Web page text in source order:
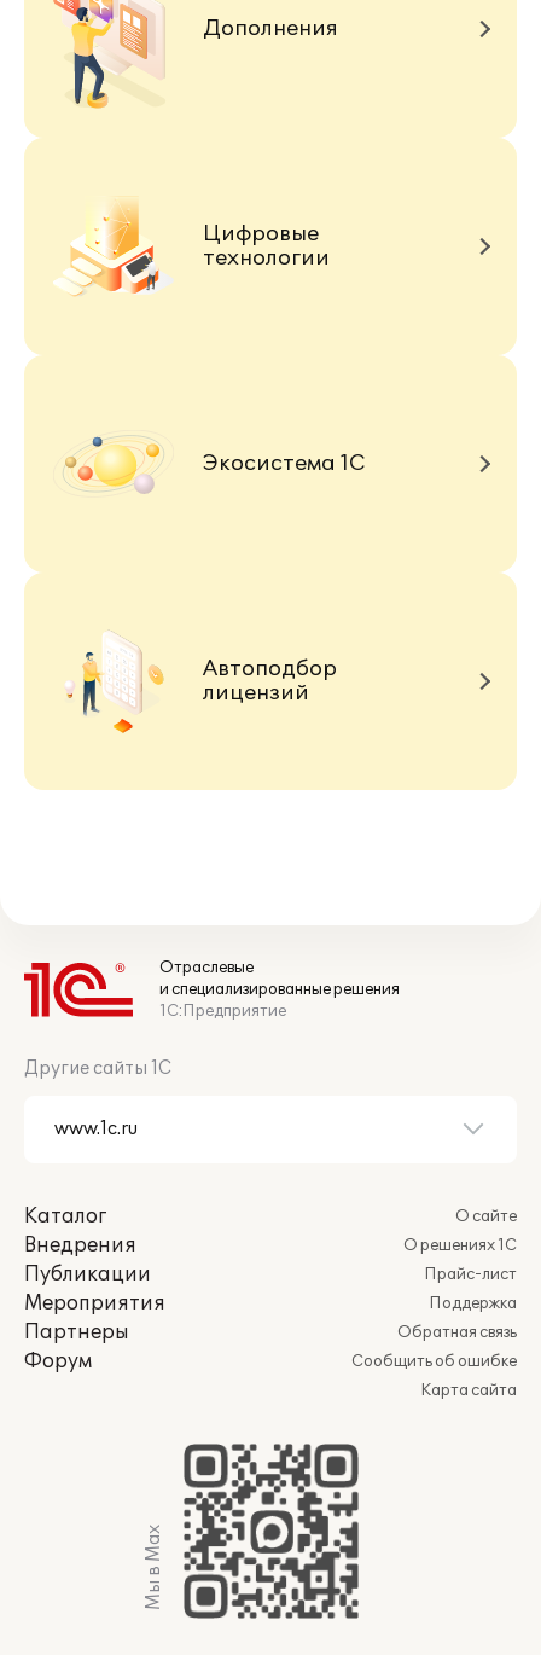
Дополнения
Цифровые
технологии
Экосистема 1С
Автоподбор
лицензий
Отраслевые
и специализированные решения
1С:Предприятие
Другие сайты 1С
Каталог
Внедрения
Публикации
Мероприятия
Партнеры
Форум
О сайте
О решениях 1С
Прайс-лист
Поддержка
Обратная связь
Сообщить об ошибке
Карта сайта
Мы в Max